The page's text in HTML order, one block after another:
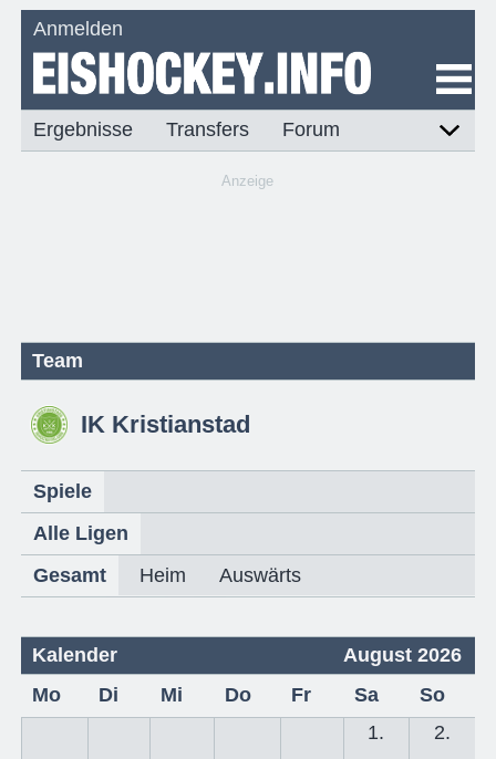
Anmelden
Ergebnisse Transfers Forum
Anzeige
Team
IK Kristianstad
Spiele
Alle Ligen
Gesamt
Heim Auswärts
Kalender
August 2026
Mo
Di Mi Do Fr Sa
So
1.
2.